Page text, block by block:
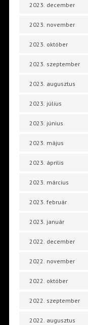
2023. december
2023. november
2023. október
2023. szeptember
2023. augusztus
2023. július
2023. június
2023. május
2023. április
2023. március
2023. február
2023. január
2022. december
2022. november
2022. október
2022. szeptember
2022. augusztus